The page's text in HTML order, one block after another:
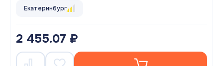
Екатеринбург
2 455.07 ₽